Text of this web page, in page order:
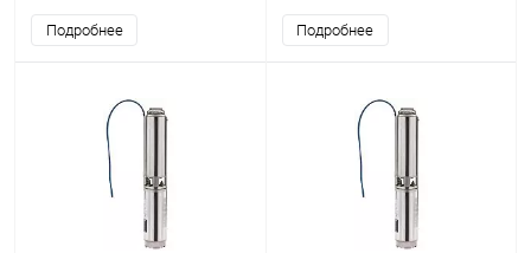
Подробнее Подробнее